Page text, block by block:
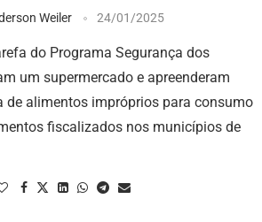
Weiler 24/01/2025
do Programa Segurança dos
um supermercado e apreenderam
de alimentos impróprios para consumo
fiscalizados nos municípios de